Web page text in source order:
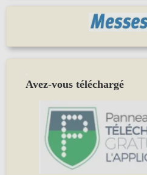
Avez-vous téléchargé